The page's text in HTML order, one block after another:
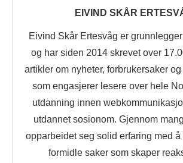
EIVIND SKÅR
Eivind Skår Ertesvåg er
og har siden 2014 skrevet over
artikler om nyheter, forbrukersaker
som engasjerer lesere over hele
utdanning innen
utdannet sosionom. Gjennom
opparbeidet seg solid erfaring med
formidle saker som skaper